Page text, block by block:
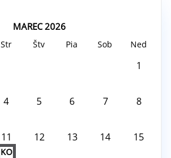
MAREC 2026
Str Štv Pia Sob Ned
1
4 5 6 7 8
11
KO
12 13 14 15